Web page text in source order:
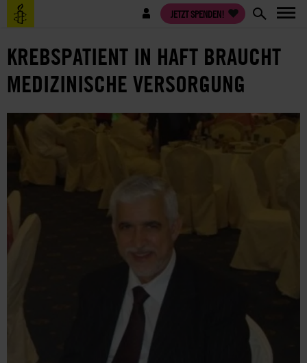
Direkt
zum
Benutzermenü JETZT SPENDEN!
KREBSPATIENT IN HAFT BRAUCHT
MEDIZINISCHE VERSORGUNG